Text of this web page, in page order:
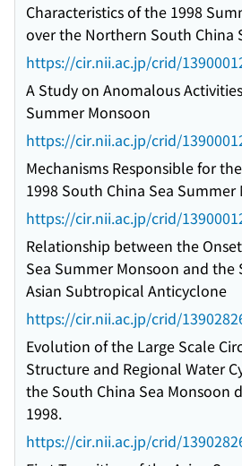
Characteristics of the 1998
over the Northern South China
https://cir.nii.ac.jp/crid/
A Study on Anomalous
Summer Monsoon
https://cir.nii.ac.jp/crid/
Mechanisms Responsible for
1998 South China Sea Summer
https://cir.nii.ac.jp/crid/
Relationship between the
Sea Summer Monsoon and
Asian Subtropical Anticyclone
https://cir.nii.ac.jp/crid/
Evolution of the Large Scale
Structure and Regional Water
the South China Sea Monsoon
1998.
https://cir.nii.ac.jp/crid/